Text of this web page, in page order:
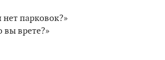
парковок?»
вы врете?»